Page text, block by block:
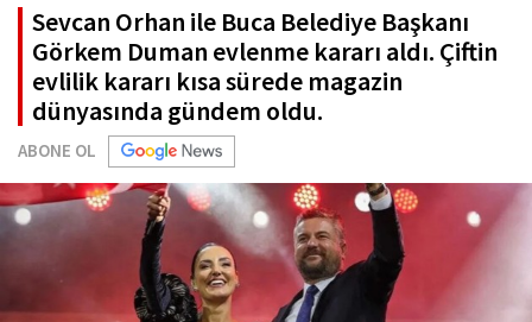
Sevcan Orhan ile Buca Belediye Başkanı
Görkem Duman evlenme kararı aldı. Çiftin
evlilik kararı kısa sürede magazin
dünyasında gündem oldu.
ABONE OL